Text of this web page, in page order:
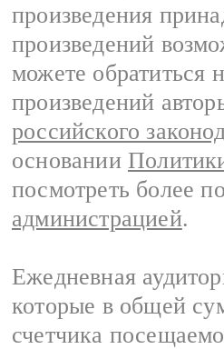
произведения
произведений
можете обратиться
произведений
российского
основании
посмотреть более
администрацией.
Ежедневная
которые в общей
счетчика